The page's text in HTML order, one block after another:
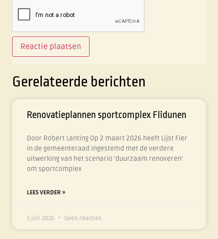
Gerelateerde berichten
Renovatieplannen sportcomplex Flidunen
Door Robert Lanting Op 2 maart 2026 heeft Lijst Fier
in de gemeenteraad ingestemd met de verdere
uitwerking van het scenario ‘duurzaam renoveren’
om sportcomplex
LEES VERDER »
5 juli 2026 Geen reacties